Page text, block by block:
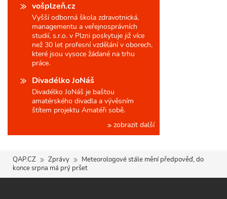
vošplzeň.cz
Vyšší odborná škola zdravotnická,
managementu a veřejnosprávních
studií, s.r.o. v Plzni poskytuje již více
než 30 let profesní vzdělání v oborech,
které jsou vysoce žádané na trhu
práce.
Divadélko JoNáš
Divadélko JoNáš je baštou
amatérského divadla a vývěsním
štítem projektu Amatéři sobě.
zobrazit další
QAP.CZ Zprávy
Meteorologové stále mění předpověď, do
konce srpna má prý pršet